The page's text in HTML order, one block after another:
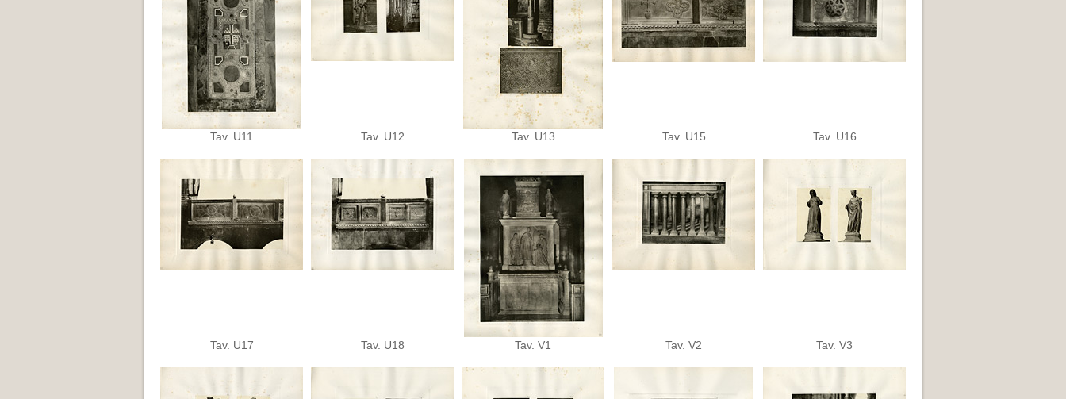
Tav. U11 Tav. U12 Tav. U13 Tav. U15 Tav. U16
Tav. U17 Tav. U18 Tav. V1 Tav. V2 Tav. V3